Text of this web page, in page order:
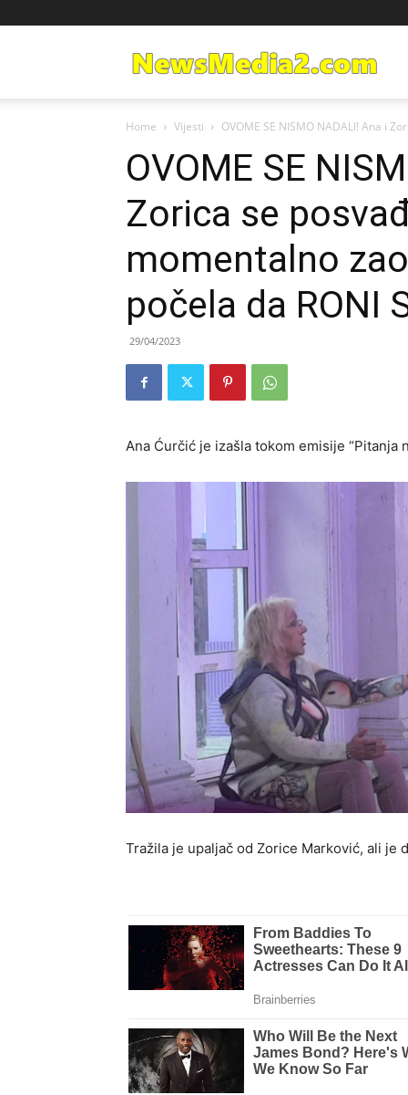
Home Vijesti OVOME SE NISMO NADALI! Ana i
OVOME SE
Zorica se
momentalno
počela da RONI
29/04/2023
Ana Ćurčić je izašla tokom emisije “Pitanja
Tražila je upaljač od Zorice Marković, ali